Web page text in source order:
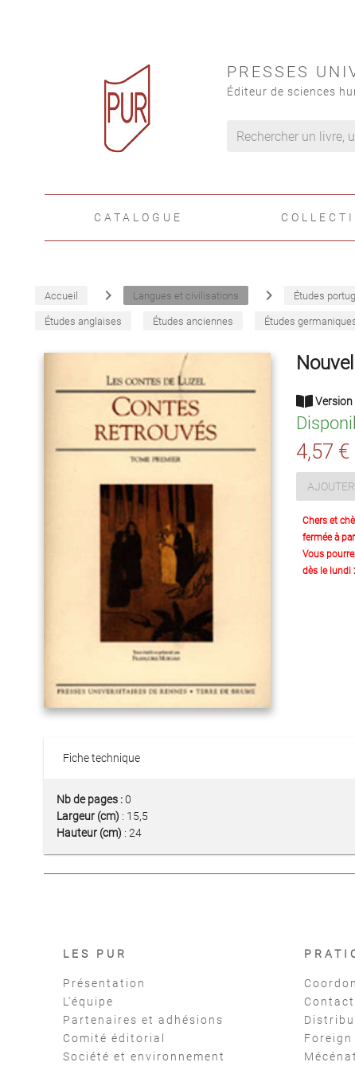
PRESSES
Éditeur de sciences
CATALOGUE
Accueil navigate_next Langues et civilisations navigate_next Études
Études anglaises Études anciennes Études
Version
4,57 €
Chers et
fermée à
Vous
dès le lundi
Fiche technique
Nb de pages :0
Largeur (cm) : 15,5
Hauteur (cm) : 24
LES PUR
Présentation
L'équipe
Partenaires et adhésions
Comité éditorial
Société et environnement
Contact
Mécénat